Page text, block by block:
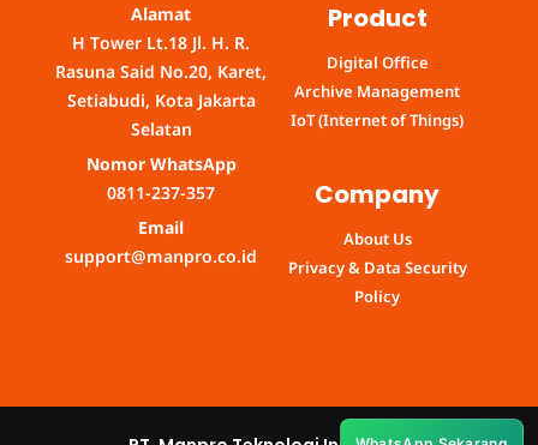
Alamat
H Tower Lt.18 Jl. H. R.
Rasuna Said No.20, Karet,
Setiabudi, Kota Jakarta
Selatan
Nomor WhatsApp
0811-237-357
Email
support@manpro.co.id
Product
Digital Office
Archive Management
IoT (Internet of Things)
Company
About Us
Privacy & Data Security
Policy